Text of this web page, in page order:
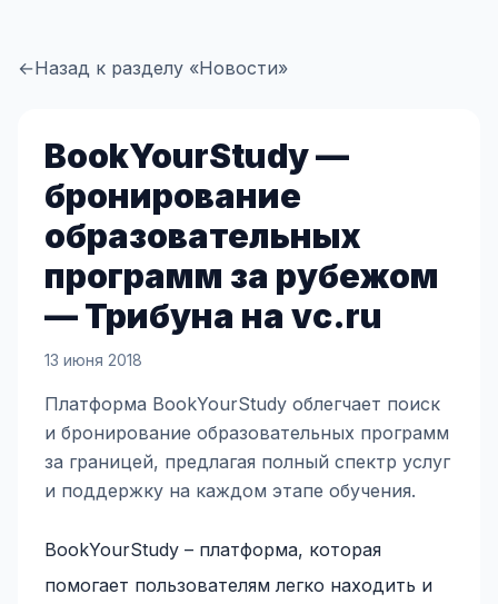
←Назад к разделу «Новости»
BookYourStudy —
бронирование
образовательных
программ за рубежом
— Трибуна на vc.ru
13 июня 2018
Платформа BookYourStudy облегчает поиск
и бронирование образовательных программ
за границей, предлагая полный спектр услуг
и поддержку на каждом этапе обучения.
BookYourStudy – платформа, которая
помогает пользователям легко находить и